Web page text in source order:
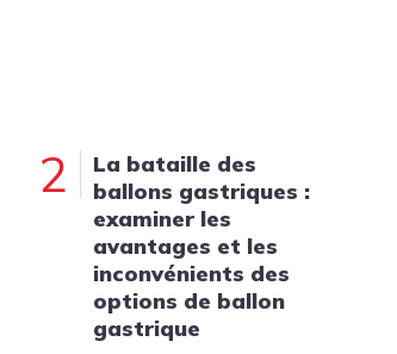
2
La bataille des
ballons gastriques :
examiner les
avantages et les
inconvénients des
options de ballon
gastrique